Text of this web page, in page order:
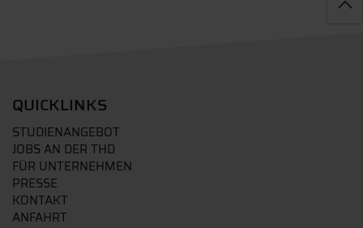
QUICKLINKS
STUDIENANGEBOT
JOBS AN DER THD
FÜR UNTERNEHMEN
PRESSE
KONTAKT
ANFAHRT